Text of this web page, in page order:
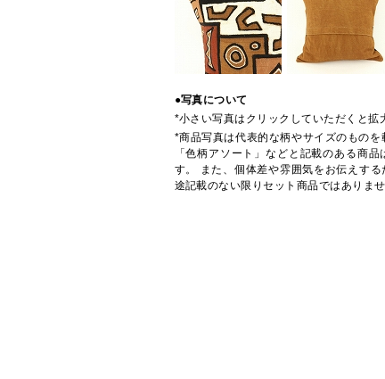
●写真について
*小さい写真はクリックしていただくと拡
*商品写真は代表的な柄やサイズのもの
「色柄アソート」などと記載のある商
す。 また、個体差や雰囲気をお伝えす
途記載のない限りセット商品ではありませ